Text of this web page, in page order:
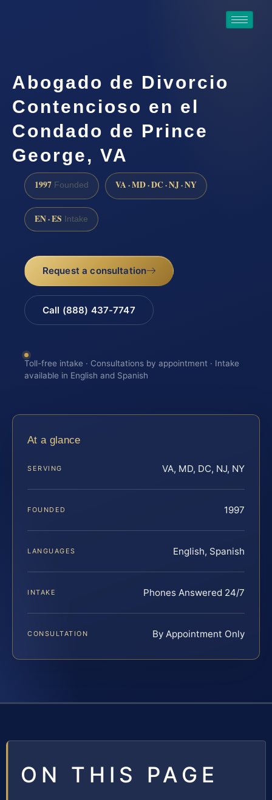
Abogado de Divorcio
Contencioso en el
Condado de Prince
George, VA
1997 Founded VA · MD · DC · NJ · NY
EN · ES Intake
Request a consultation
Call (888) 437-7747
Toll-free intake · Consultations by appointment · Intake
available in English and Spanish
At a glance
SERVING VA, MD, DC, NJ, NY
FOUNDED 1997
LANGUAGES English, Spanish
INTAKE Phones Answered 24/7
CONSULTATION By Appointment Only
ON THIS PAGE